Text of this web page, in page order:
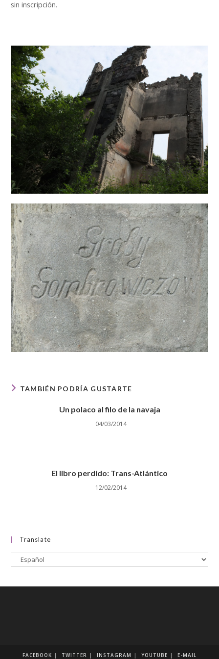
sin inscripción.
TAMBIÉN PODRÍA GUSTARTE
Un polaco al filo de la navaja
04/03/2014
El libro perdido: Trans-Atlántico
12/02/2014
Translate
FACEBOOK TWITTER INSTAGRAM YOUTUBE E-MAIL